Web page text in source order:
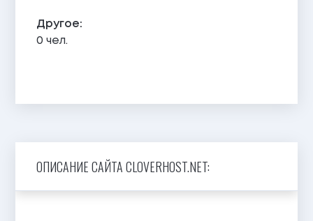
Другое:
0 чел.
ОПИСАНИЕ САЙТА CLOVERHOST.NET: